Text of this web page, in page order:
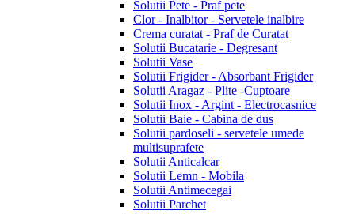
Solutii Pete - Praf pete
Clor - Inalbitor - Servetele inalbire
Crema curatat - Praf de Curatat
Solutii Bucatarie - Degresant
Solutii Vase
Solutii Frigider - Absorbant Frigider
Solutii Aragaz - Plite -Cuptoare
Solutii Inox - Argint - Electrocasnice
Solutii Baie - Cabina de dus
Solutii pardoseli - servetele umede
multisuprafete
Solutii Anticalcar
Solutii Lemn - Mobila
Solutii Antimecegai
Solutii Parchet